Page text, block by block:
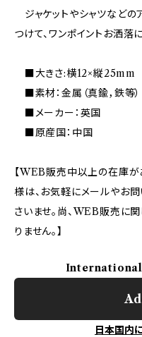
ジャケットやシャツなどの
つけて、ワンポイントお洒落
■大きさ:横12×縦25mm
■素材：金属（真鍮，鉄等）
■メーカー：英国
■原産国：中国
【WEB販売中以上の在庫が
様は、お気軽にメールやお
さいませ。尚、WEB販売に
りません。】
日本国内